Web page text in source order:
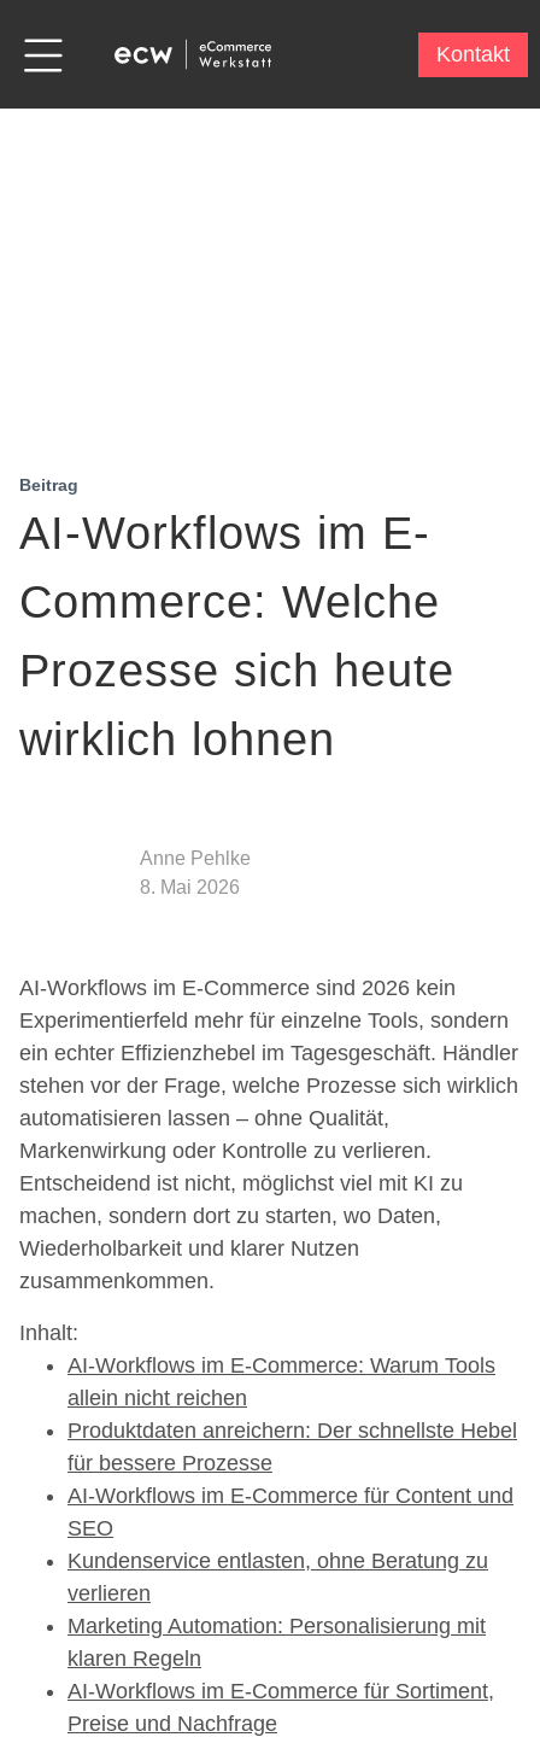
Kontakt
Beitrag
AI-Workflows im E-
Commerce: Welche
Prozesse sich heute
wirklich lohnen
Anne Pehlke
8. Mai 2026
AI-Workflows im E-Commerce sind 2026 kein
Experimentierfeld mehr für einzelne Tools, sondern
ein echter Effizienzhebel im Tagesgeschäft. Händler
stehen vor der Frage, welche Prozesse sich wirklich
automatisieren lassen – ohne Qualität,
Markenwirkung oder Kontrolle zu verlieren.
Entscheidend ist nicht, möglichst viel mit KI zu
machen, sondern dort zu starten, wo Daten,
Wiederholbarkeit und klarer Nutzen
zusammenkommen.
Inhalt:
AI-Workflows im E-Commerce: Warum Tools
allein nicht reichen
Produktdaten anreichern: Der schnellste Hebel
für bessere Prozesse
AI-Workflows im E-Commerce für Content und
SEO
Kundenservice entlasten, ohne Beratung zu
verlieren
Marketing Automation: Personalisierung mit
klaren Regeln
AI-Workflows im E-Commerce für Sortiment,
Preise und Nachfrage